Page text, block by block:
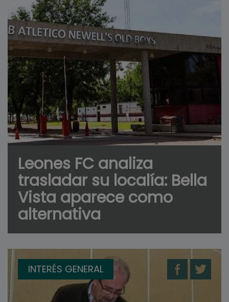
Leones FC analiza
trasladar su localía: Bella
Vista aparece como
alternativa
INTERÉS GENERAL